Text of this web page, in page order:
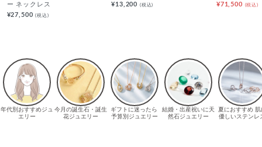
ー ネックレス
¥27,500(税込)
¥13,200 (税込)
¥71,500 (税込)